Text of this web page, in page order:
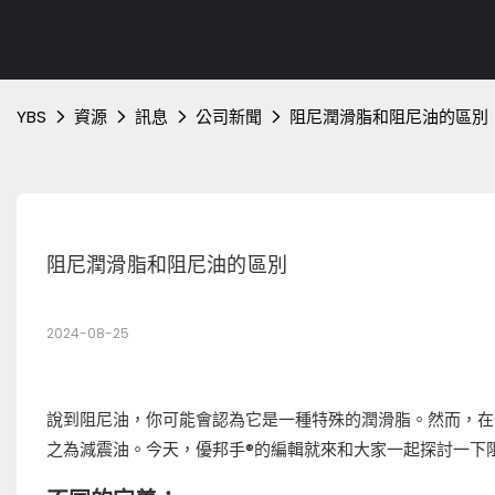
YBS 資源 訊息 公司新聞 阻尼潤滑脂和阻尼油的區別
阻尼潤滑脂和阻尼油的區別
2024-08-25
說到阻尼油，你可能會認為它是一種特殊的潤滑脂。然而，
之為減震油。今天，優邦手®的編輯就來和大家一起探討一